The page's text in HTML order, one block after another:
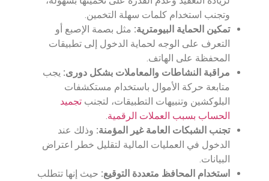
وتجنب استخدام كلمات سهلة التخمين.
تمكين الحماية البيومترية: مثل بصمة الإصبع أو
التعرف على الوجه لحماية الدخول إلى تطبيقات
المحفظة على الهاتف.
مراقبة النشاطات والمعاملات بشكل دورى: يجب
متابعة حركة الأموال باستخدام مستكشفات
البلوكشين وتنبيهات التطبيقات، لتجنب تجميد
الحساب بسبب العملات الرقمية
تجنب الشبكات العامة غير المؤمنة: وذلك عند
الدخول في العمليات المالية لتقليل خطر اعتراض
البيانات.
استخدام المحافظ متعددة التوقيع: حيث إنها تتطلب